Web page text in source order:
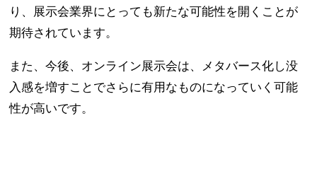
り、展示会業界にとっても新たな可能性を開くことが
期待されています。
また、今後、オンライン展示会は、メタバース化し没
入感を増すことでさらに有用なものになっていく可能
性が高いです。